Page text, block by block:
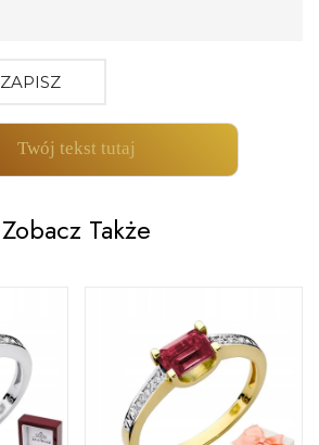
ZAPISZ
Twój tekst tutaj
Zobacz Także